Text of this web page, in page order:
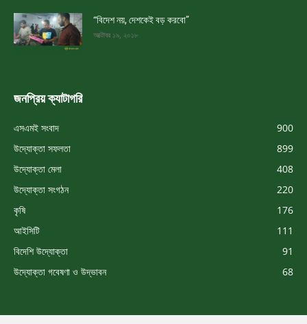
“বিদেশ নয়, দেশকেই বড় করবো”
অক্টোবর ১৯, ২০১৮
জনপ্রিয় ক্যাটাগরি
এসএমই সংবাদ
900
উদ্যোক্তা সফলতা
899
উদ্যোক্তা মেলা
408
উদ্যোক্তা সংগঠন
220
কৃষি
176
আইসিটি
111
বিদেশি উদ্যোক্তা
91
উদ্যোক্তা গবেষণা ও উদ্ভাবন
68